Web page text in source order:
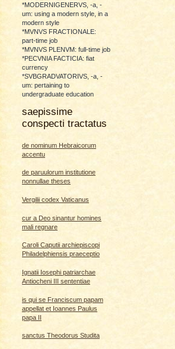
*MODERNIGENERVS, -a, -
um: using a modern style, in a
modern style
*MVNVS FRACTIONALE:
part-time job
*MVNVS PLENVM: full-time job
*PECVNIA FACTICIA: fiat
currency
*SVBGRADVATORIVS, -a, -
um: pertaining to
undergraduate education
saepissime
conspecti tractatus
de nominum Hebraicorum
accentu
de paruulorum institutione
nonnullae theses
Vergilii codex Vaticanus
cur a Deo sinantur homines
mali regnare
Caroli Caputii archiepiscopi
Philadelphiensis praeceptio
Ignatii Iosephi patriarchae
Antiocheni III sententiae
is qui se Franciscum papam
appellat et Ioannes Paulus
papa II
sanctus Theodorus Studita